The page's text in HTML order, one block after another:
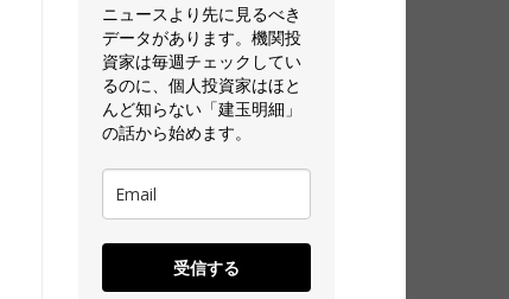
ニュースより先に見るべき
データがあります。機関投
資家は毎週チェックしてい
るのに、個人投資家はほと
んど知らない「建玉明細」
の話から始めます。
受信する